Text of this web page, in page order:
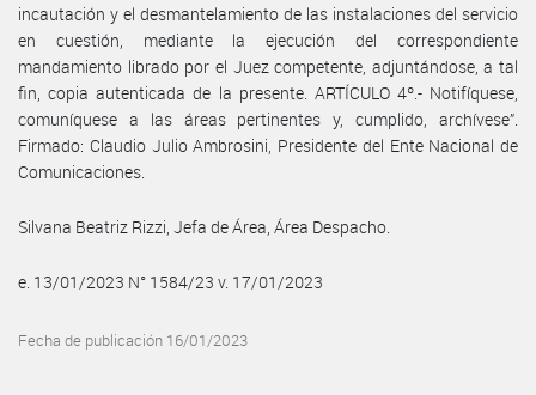
incautación y el desmantelamiento de las instalaciones del servicio
en cuestión, mediante la ejecución del correspondiente
mandamiento librado por el Juez competente, adjuntándose, a tal
fin, copia autenticada de la presente. ARTÍCULO 4º.- Notifíquese,
comuníquese a las áreas pertinentes y, cumplido, archívese”.
Firmado: Claudio Julio Ambrosini, Presidente del Ente Nacional de
Comunicaciones.
Silvana Beatriz Rizzi, Jefa de Área, Área Despacho.
e. 13/01/2023 N° 1584/23 v. 17/01/2023
Fecha de publicación 16/01/2023